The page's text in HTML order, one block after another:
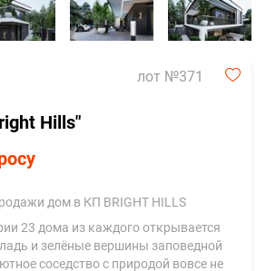
лот №371
Hills"
дом в КП BRIGHT HILLS
23 дома из каждого открывается
и зелёные вершины заповедной
соседство с природой вовсе не